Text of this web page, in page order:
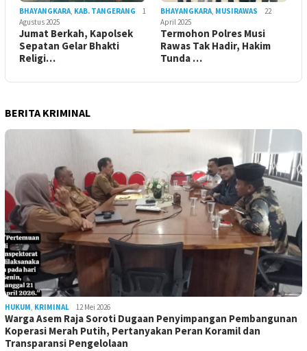
BHAYANGKARA, KAB. TANGERANG
1
Agustus 2025
Jumat Berkah, Kapolsek
Sepatan Gelar Bhakti
Religi…
BHAYANGKARA, MUSIRAWAS
22
April 2025
Termohon Polres Musi
Rawas Tak Hadir, Hakim
Tunda …
BERITA KRIMINAL
HUKUM, KRIMINAL 12 Mei 2026
Warga Asem Raja Soroti Dugaan Penyimpangan Pembangunan
Koperasi Merah Putih, Pertanyakan Peran Koramil dan
Transparansi Pengelolaan